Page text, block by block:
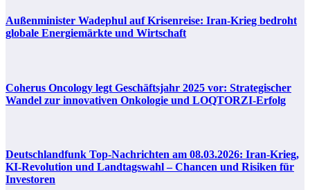
Außenminister Wadephul auf Krisenreise: Iran-Krieg bedroht
globale Energiemärkte und Wirtschaft
Coherus Oncology legt Geschäftsjahr 2025 vor: Strategischer
Wandel zur innovativen Onkologie und LOQTORZI-Erfolg
Deutschlandfunk Top-Nachrichten am 08.03.2026: Iran-Krieg,
KI-Revolution und Landtagswahl – Chancen und Risiken für
Investoren